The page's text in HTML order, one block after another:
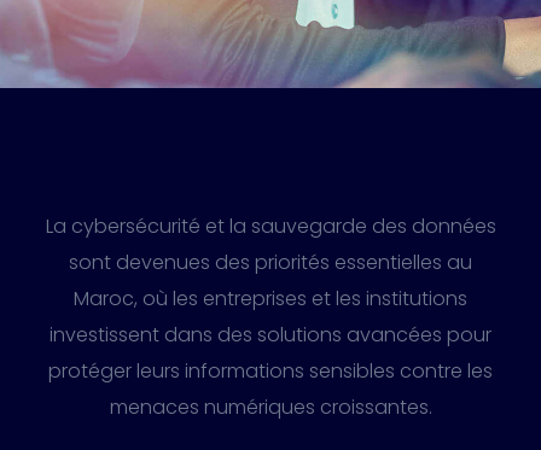
La cybersécurité et la sauvegarde des données
sont devenues des priorités essentielles au
Maroc, où les entreprises et les institutions
investissent dans des solutions avancées pour
protéger leurs informations sensibles contre les
menaces numériques croissantes.